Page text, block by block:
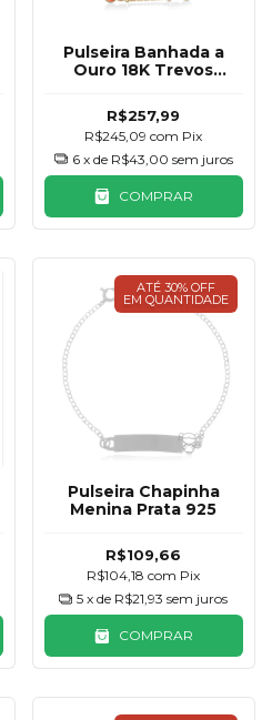
Pulseira Banhada a
Ouro 18K Trevos
R$257,99
R$245,09com Pix
6 x de R$43,00 sem juros
COMPRAR
ATÉ 30% OFF
EM QUANTIDADE
Pulseira Chapinha
Menina Prata 925
R$109,66
R$104,18com Pix
5 x de R$21,93 sem juros
COMPRAR